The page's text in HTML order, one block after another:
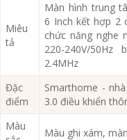
Miêu
tả
Màn hình trung
6 Inch kết hợp 2
chức năng nghe
220-240V/
2.4MHz
Đặc
điểm
Smarthome -
3.0 điều khiển
Màu
Màu ghi xám,